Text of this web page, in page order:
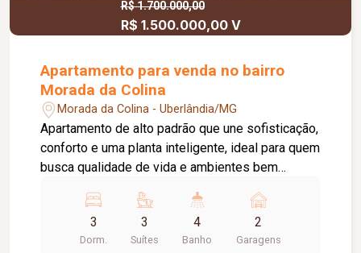
R$ 1.700.000,00
R$ 1.500.000,00 V
Apartamento para venda no bairro
Morada da Colina
Morada da Colina - Uberlândia/MG
Apartamento de alto padrão que une sofisticação,
conforto e uma planta inteligente, ideal para quem
busca qualidade de vida e ambientes bem
independentes; Ampla varanda gourmet integrada
aos ambientes sociais; 02 vagas de garagem
cobertas; O condomínio conta com: Infraestrutura
3
Dorm.
3
Suítes
4
Banho
2
Garagens